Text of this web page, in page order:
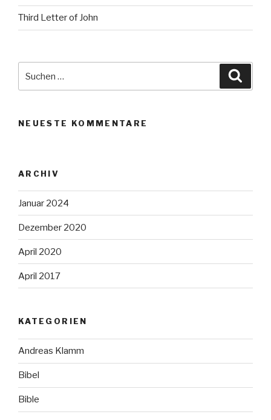
Third Letter of John
NEUESTE KOMMENTARE
ARCHIV
Januar 2024
Dezember 2020
April 2020
April 2017
KATEGORIEN
Andreas Klamm
Bibel
Bible